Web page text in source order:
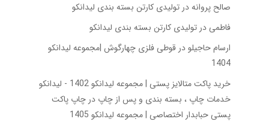
صالح پروانهدر تولیدی کارتن بسته‌ بندی لیدانکو
فاطمیدر تولیدی کارتن بسته‌ بندی لیدانکو
ارسام حاجیلودر قوطی فلزی چهارگوش |مجموعه لیدانکو
1404
خرید پاکت متالایز پستی | مجموعه لیدانکو 1402 - لیدانکو
خدمات چاپ ، بسته بندی و پس از چاپ در چاپ پاکت
پستی حبابدار اختصاصی | مجموعه لیدانکو 1405